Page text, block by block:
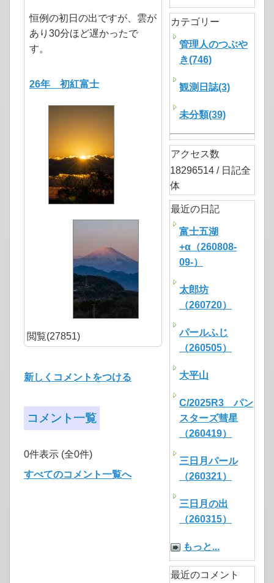
恒例の初日の出ですが、雲が
あり30分ほど遅かったで
す。
26年 初紅富士
閲覧(27851)
新しくコメントをつける
コメント一覧
0件表示 (全0件)
すべてのコメント一覧へ
カテゴリー
管理人のつぶや
き(746)
観測日誌(3)
未分類(39)
アクセス数
18296514 / 日記全
体
最近の日記
富士五湖
+α（260808-
09-）
太郎坊
（260720）
パールふじ
（260505）
大平山
C/2025R3 パン
スターズ彗星
（260419）
三日月パール
（260321）
三日月の出
（260315）
もっと...
最近のコメント